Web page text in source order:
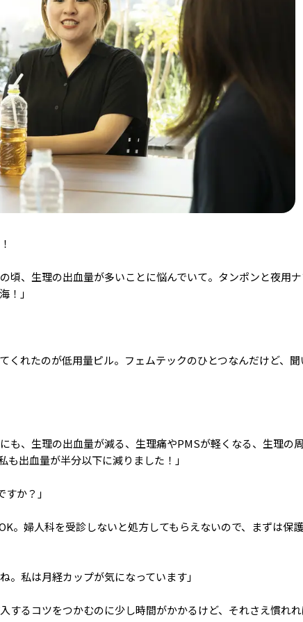
！
頃、生理の出血量が多いことに悩んでいて。タンポンと夜用
！」
くれたのが低用量ピル。フェムテックのひとつなんだけど、
も、生理の出血量が減る、生理痛やPMSが軽くなる、生理の
も出血量が半分以下に減りました！」
か？」
。婦人科を受診しないと処方してもらえないので、まずは保
。私は月経カップが気になっています」
するコツをつかむのに少し時間がかかるけど、それさえ慣れ